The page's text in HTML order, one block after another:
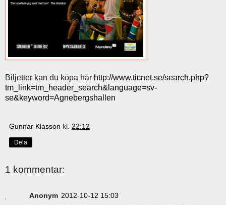
Biljetter kan du köpa här http://www.ticnet.se/search.php?
tm_link=tm_header_search&language=sv-
se&keyword=Agnebergshallen
Gunnar Klasson kl. 22:12
Dela
1 kommentar:
Anonym 2012-10-12 15:03